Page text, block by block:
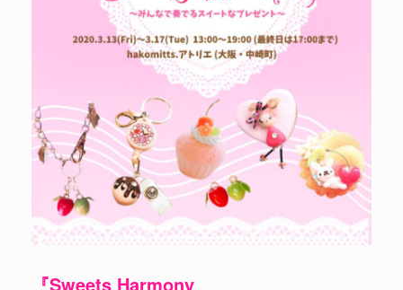
『Sweets Harmony